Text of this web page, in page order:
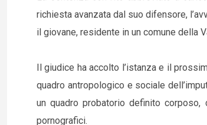
richiesta avanzata dal suo difensore,
il giovane, residente in un comune della
Il giudice ha accolto l’istanza e il
quadro antropologico e sociale
un quadro probatorio definito
pornografici.